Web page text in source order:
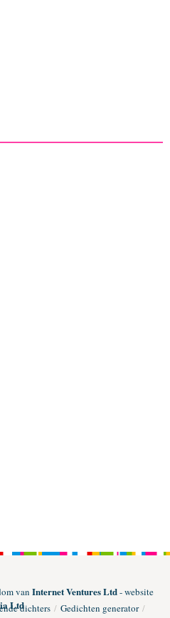
dichters / Gedichten generator /
van Internet Ventures Ltd- website
Ltd